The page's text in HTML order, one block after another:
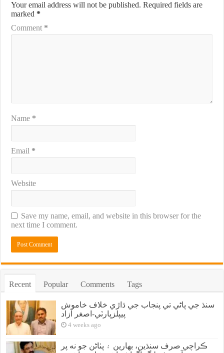
Your email address will not be published. Required fields are
marked *
Comment *
Name *
Email *
Website
Save my name, email, and website in this browser for the
next time I comment.
Recent Popular Comments Tags
سنڌ جي پاڻي تي پنجاب جي ڌاڙي خلاف خاموش
پيپلزپارٽي-اصغر آزاد
4 weeks ago
ڪراچي صرف سنڌين، بهارين ۽ پٺاڻن جو نه پر